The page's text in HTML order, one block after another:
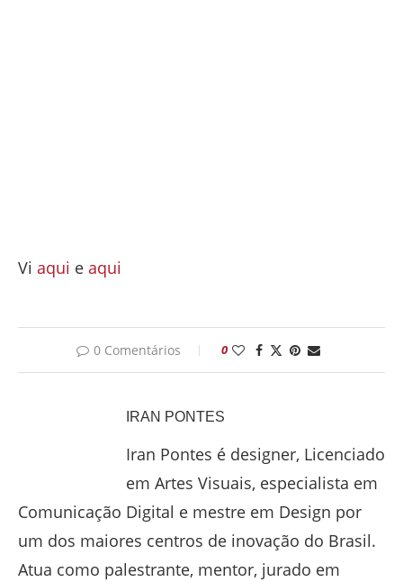
Vi aqui e aqui
0 Comentários 0
IRAN PONTES
Iran Pontes é designer, Licenciado
em Artes Visuais, especialista em
Comunicação Digital e mestre em Design por
um dos maiores centros de inovação do Brasil.
Atua como palestrante, mentor, jurado em